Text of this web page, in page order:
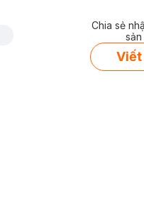
Chia sẻ
Viết